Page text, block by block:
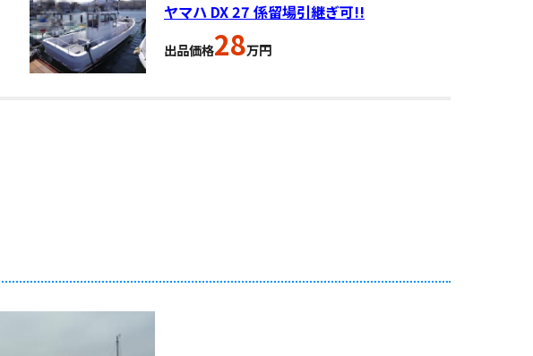
ヤマハ DX 27 係留場引継ぎ可!!
出品価格28万円